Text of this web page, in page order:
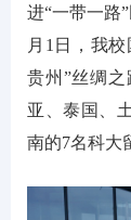
进“一带一路
月1日，我
贵州”丝绸
亚、泰国、
南的7名科大